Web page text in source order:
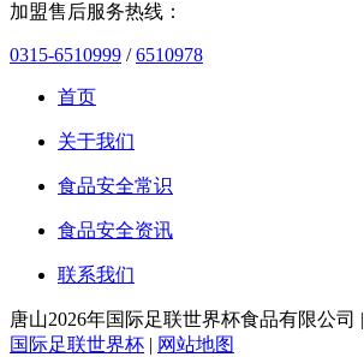
加盟售后服务热线：
0315-6510999 /6510978
首页
关于我们
食品安全常识
食品安全资讯
联系我们
唐山2026年国际足联世界杯食品有限公司 |
国际足联世界杯 | 网站地图